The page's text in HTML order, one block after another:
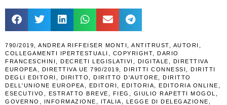
790/2019 ANDREA RIFFEISER MONTI ANTITRUST AUTORI
COLLEGAMENTI IPERTESTUALI
COPYRIGHT
DARIO
FRANCESCHINI
DECRETI LEGISLATIVI DIGITALE
DIRETTIVA
EUROPEA
DIRETTIVA UE 790/2019 DIRITTI CONNESSI
DIRITTI
DEGLI EDITORI
DIRITTO DIRITTO D'AUTORE
DIRITTO
DELL'UNIONE EUROPEA
EDITORI EDITORIA EDITORIA ONLINE
ESECUTIVO
ESTRATTO BREVE FIEG GIULIO RAPETTI MOGOL
GOVERNO
INFORMAZIONE ITALIA LEGGE DI DELEGAZIONE